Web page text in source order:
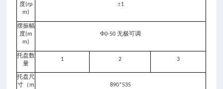
度(rp
m)
±1
摆振幅
度(m
m)
Φ0-50无极可调
托盘数
量
1 2 3
托盘尺
寸（m
890*535